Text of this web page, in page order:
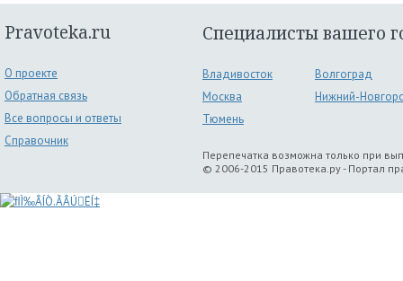
Pravoteka.ru
О проекте
Обратная связь
Все вопросы и ответы
Справочник
Специалисты вашего
Владивосток
Волгоград
Москва
Нижний-
Тюмень
Перепечатка возможна только при
© 2006-2015 Правотека.ру - Портал